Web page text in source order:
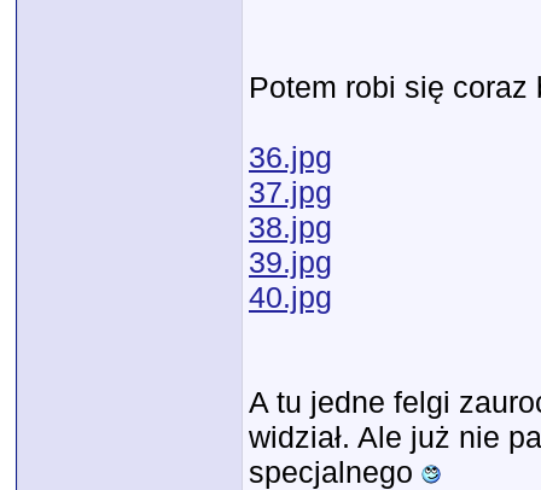
Potem robi się
36.jpg
37.jpg
38.jpg
39.jpg
40.jpg
A tu jedne felgi
widział. Ale już nie
specjalnego